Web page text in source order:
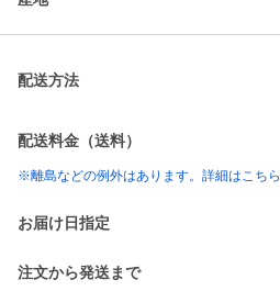
配送方法
配送料金（送料）
※離島などの例外はあります。詳細はこちら
お届け日指定
注文から発送まで